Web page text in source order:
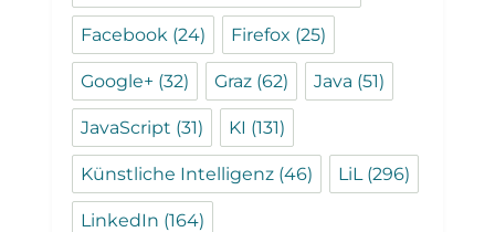
Facebook (24) Firefox (25)
Google+ (32) Graz (62) Java (51)
JavaScript (31) KI (131)
Künstliche Intelligenz (46) LiL(296)
LinkedIn (164)